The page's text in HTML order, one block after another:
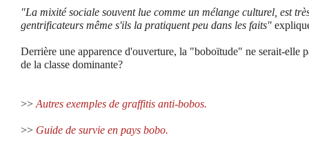
"La mixité sociale souvent lue comme un mélange culturel, est
gentrificateurs même s'ils la pratiquent peu dans les faits"
Derrière une apparence d'ouverture, la "boboïtude" ne serait-elle
de la classe dominante?
>> Autres exemples de graffitis anti-bobos.
>> Guide de survie en pays bobo.